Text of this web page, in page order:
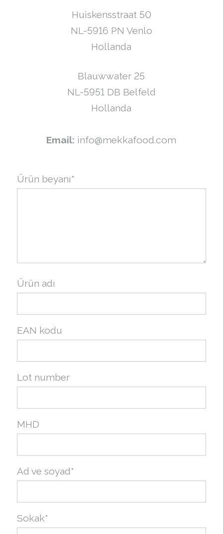
Huiskensstraat 50
NL-5916 PN Venlo
Hollanda
Blauwwater 25
NL-5951 DB Belfeld
Hollanda
Email: info@mekkafood.com
Ürün beyanı*
Ürün adı
EAN kodu
Lot number
MHD
Ad ve soyad*
Sokak*